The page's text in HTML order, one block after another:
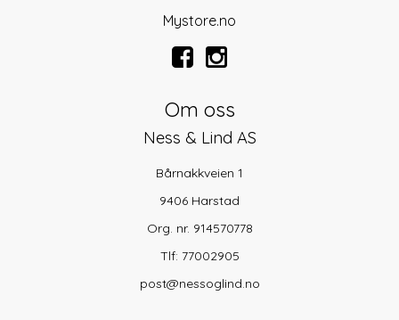
Mystore.no
Om oss
Ness & Lind AS
Bårnakkveien 1
9406 Harstad
Org. nr. 914570778
Tlf: 77002905
post@nessoglind.no